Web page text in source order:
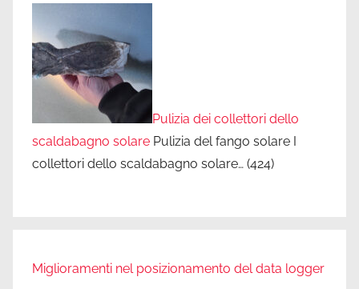
Pulizia dei collettori dello
scaldabagno solare Pulizia del fango solare I
collettori dello scaldabagno solare… (424)
Miglioramenti nel posizionamento del data logger